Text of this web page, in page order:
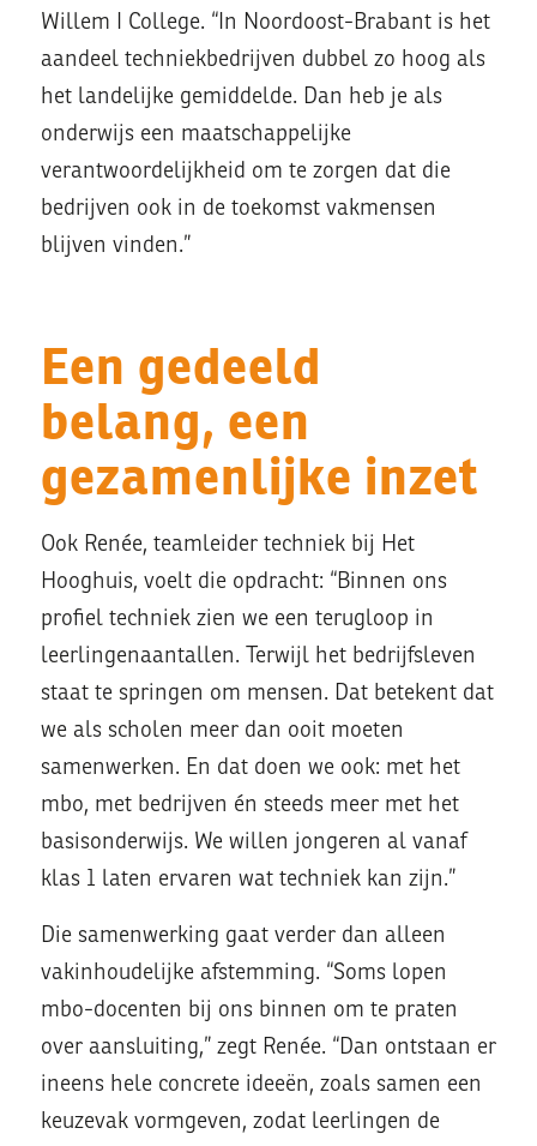
Willem I College. “In Noordoost-Brabant is het
aandeel techniekbedrijven dubbel zo hoog als
het landelijke gemiddelde. Dan heb je als
onderwijs een maatschappelijke
verantwoordelijkheid om te zorgen dat die
bedrijven ook in de toekomst vakmensen
blijven vinden.”
Een gedeeld
belang, een
gezamenlijke inzet
Ook Renée, teamleider techniek bij Het
Hooghuis, voelt die opdracht: “Binnen ons
profiel techniek zien we een terugloop in
leerlingenaantallen. Terwijl het bedrijfsleven
staat te springen om mensen. Dat betekent dat
we als scholen meer dan ooit moeten
samenwerken. En dat doen we ook: met het
mbo, met bedrijven én steeds meer met het
basisonderwijs. We willen jongeren al vanaf
klas 1 laten ervaren wat techniek kan zijn.”
Die samenwerking gaat verder dan alleen
vakinhoudelijke afstemming. “Soms lopen
mbo-docenten bij ons binnen om te praten
over aansluiting,” zegt Renée. “Dan ontstaan er
ineens hele concrete ideeën, zoals samen een
keuzevak vormgeven, zodat leerlingen de